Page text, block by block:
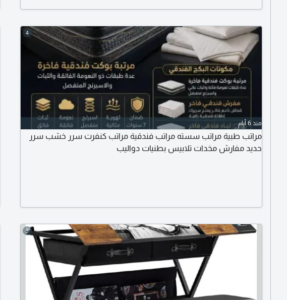
4
منذ 6 أيام
مراتب طبية مراتب سسته مراتب فندقية مراتب كنفرت سرر خشب سرر
حديد مفارش مخدات تلابيس بطنيات دواليب
3